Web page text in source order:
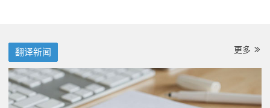
翻译新闻 更多